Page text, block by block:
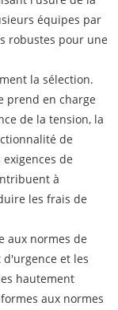
équipes par
robustes pour une
la sélection.
prend en charge
de la tension, la
de
de
à
les frais de
aux normes de
et les
hautement
aux normes